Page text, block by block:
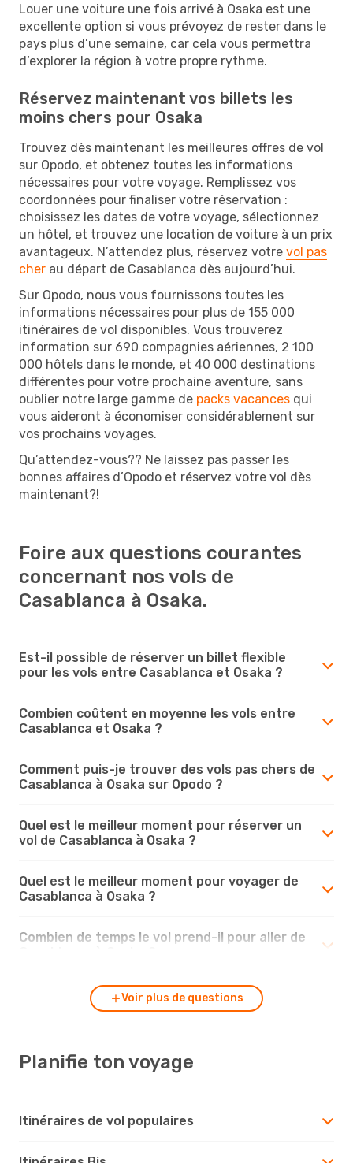
Louer une voiture une fois arrivé à Osaka est une
excellente option si vous prévoyez de rester dans le
pays plus d’une semaine, car cela vous permettra
d’explorer la région à votre propre rythme.
Réservez maintenant vos billets les
moins chers pour Osaka
Trouvez dès maintenant les meilleures offres de vol
sur Opodo, et obtenez toutes les informations
nécessaires pour votre voyage. Remplissez vos
coordonnées pour finaliser votre réservation :
choisissez les dates de votre voyage, sélectionnez
un hôtel, et trouvez une location de voiture à un prix
avantageux. N’attendez plus, réservez votre vol pas
cher au départ de Casablanca dès aujourd’hui.
Sur Opodo, nous vous fournissons toutes les
informations nécessaires pour plus de 155 000
itinéraires de vol disponibles. Vous trouverez
information sur 690 compagnies aériennes, 2 100
000 hôtels dans le monde, et 40 000 destinations
différentes pour votre prochaine aventure, sans
oublier notre large gamme de packs vacances qui
vous aideront à économiser considérablement sur
vos prochains voyages.
Qu’attendez-vous?? Ne laissez pas passer les
bonnes affaires d’Opodo et réservez votre vol dès
maintenant?!
Foire aux questions courantes
concernant nos vols de
Casablanca à Osaka.
Est-il possible de réserver un billet flexible
pour les vols entre Casablanca et Osaka ?
Combien coûtent en moyenne les vols entre
Casablanca et Osaka ?
Comment puis-je trouver des vols pas chers de
Casablanca à Osaka sur Opodo ?
Quel est le meilleur moment pour réserver un
vol de Casablanca à Osaka ?
Quel est le meilleur moment pour voyager de
Casablanca à Osaka ?
Combien de temps le vol prend-il pour aller de
Voir plus de questions
Planifie ton voyage
Itinéraires de vol populaires